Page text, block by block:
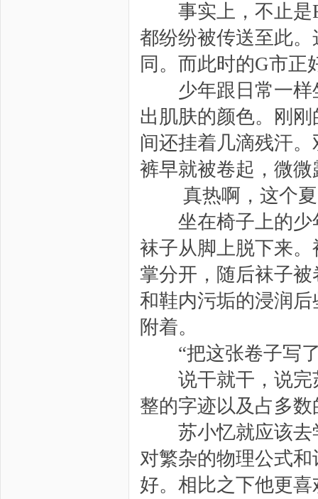
事实上，不止是F
都纷纷被传送至此
同。而此时的G市正
少年跟日常一样
出肌肤的颜色。刚
间还挂着几滴残汗
裤早就被卷起，微
真热啊，这个夏
坐在椅子上的少
袜子从脚上脱下来
掌分开，随后袜子
和鞋内污垢的浸润
附着。
“把这张卷子写了
说干就干，说完
整的字迹以及占多
苏小忆就应该去
对繁杂的物理公式
好。相比之下他更